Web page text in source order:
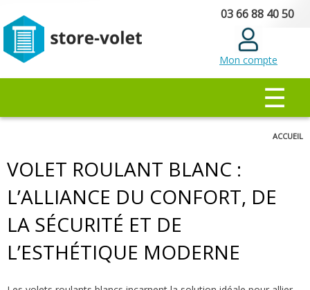
principal
03 66 88 40 50
Mon compte
☰
Vous êtes ici
ACCUEIL
VOLET ROULANT BLANC :
L’ALLIANCE DU CONFORT, DE
LA SÉCURITÉ ET DE
L’ESTHÉTIQUE MODERNE